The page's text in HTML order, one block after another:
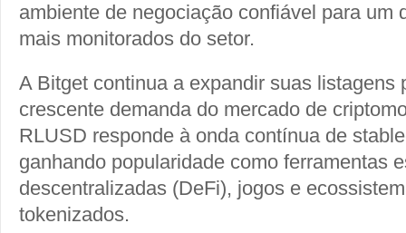
ambiente de negociação confiável para um
mais monitorados do setor.
A Bitget continua a expandir suas listagens
crescente demanda do mercado de
RLUSD responde à onda contínua de
ganhando popularidade como ferramentas
descentralizadas (DeFi), jogos e
tokenizados.